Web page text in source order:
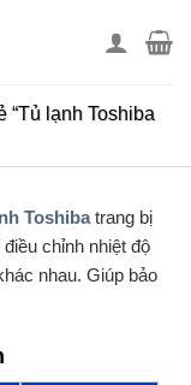
“Tủ lạnh Toshiba
Toshibatrang bị
chỉnh nhiệt độ
nhau. Giúp bảo